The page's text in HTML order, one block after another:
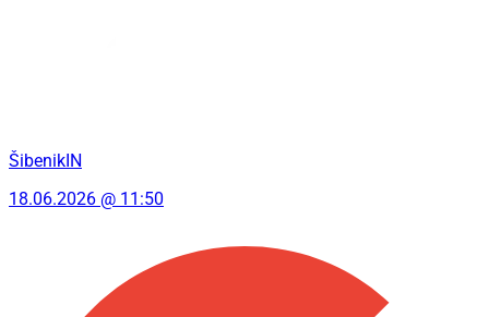
ŠibenikIN
18.06.2026 @ 11:50